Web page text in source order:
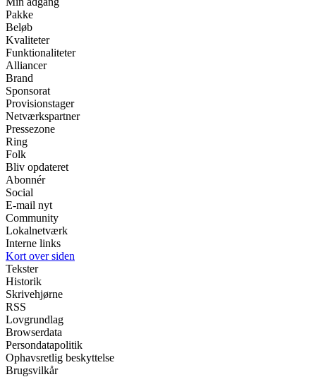
Pakke
Beløb
Kvaliteter
Funktionaliteter
Alliancer
Brand
Sponsorat
Provisionstager
Netværkspartner
Pressezone
Ring
Folk
Bliv opdateret
Abonnér
Social
E-mail nyt
Community
Lokalnetværk
Interne links
Kort over siden
Tekster
Historik
Skrivehjørne
RSS
Lovgrundlag
Browserdata
Persondatapolitik
Ophavsretlig beskyttelse
Brugsvilkår